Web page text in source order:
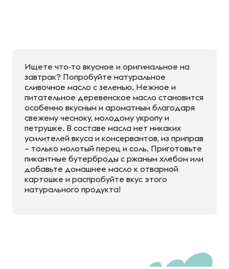
Ищете что-то вкусное и оригинальное на
завтрак? Попробуйте натуральное
сливочное масло с зеленью. Нежное и
питательное деревенское масло становится
особенно вкусным и ароматным благодаря
свежему чесноку, молодому укропу и
петрушке. В составе масла нет никаких
усилителей вкуса и консервантов, из приправ
– только молотый перец и соль. Приготовьте
пикантные бутерброды с ржаным хлебом или
добавьте домашнее масло к отварной
картошке и распробуйте вкус этого
натурального продукта!